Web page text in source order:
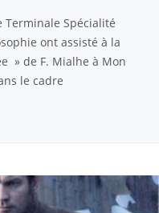
Terminale Spécialité
ont assisté à la
» de F. Mialhe à Mon
le cadre